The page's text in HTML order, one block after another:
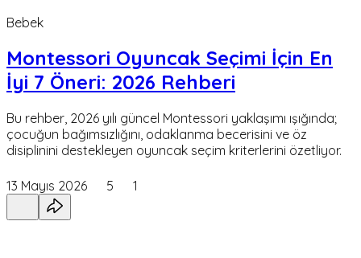
Bebek
Montessori Oyuncak Seçimi İçin En
İyi 7 Öneri: 2026 Rehberi
Bu rehber, 2026 yılı güncel Montessori yaklaşımı ışığında;
çocuğun bağımsızlığını, odaklanma becerisini ve öz
disiplinini destekleyen oyuncak seçim kriterlerini özetliyor.
13 Mayıs 2026 5 1